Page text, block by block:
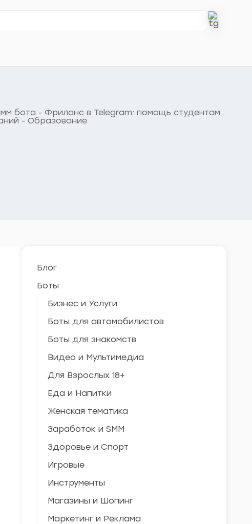
Блог
Боты
Бизнес и Услуги
Боты для автомобилистов
Боты для знакомств
Видео и Мультимедиа
Для Взрослых 18+
Еда и Напитки
Женская тематика
Заработок и SMM
Здоровье и Спорт
Игровые
Инструменты
Магазины и Шопинг
Маркетинг и Реклама